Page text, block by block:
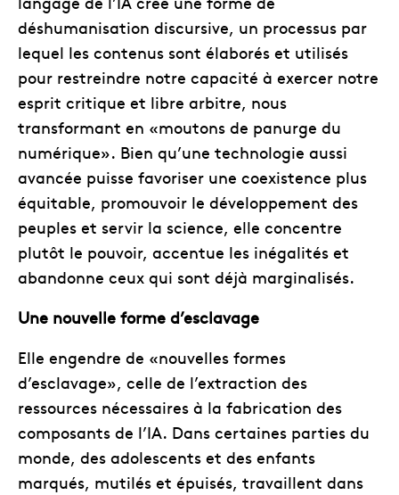
déshumanisation discursive, un processus par
lequel les contenus sont élaborés et utilisés
pour restreindre notre capacité à exercer notre
esprit critique et libre arbitre, nous
transformant en «moutons de panurge du
numérique». Bien qu’une technologie aussi
avancée puisse favoriser une coexistence plus
équitable, promouvoir le développement des
peuples et servir la science, elle concentre
plutôt le pouvoir, accentue les inégalités et
abandonne ceux qui sont déjà marginalisés.
Une nouvelle forme d’esclavage
Elle engendre de «nouvelles formes
d’esclavage», celle de l’extraction des
ressources nécessaires à la fabrication des
composants de l’IA. Dans certaines parties du
monde, des adolescents et des enfants
marqués, mutilés et épuisés, travaillent dans